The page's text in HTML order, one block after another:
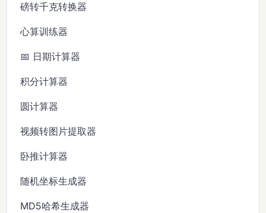
磅转千克转换器
心算训练器
📅 日期计算器
积分计算器
圆计算器
视频转图片提取器
卧推计算器
随机坐标生成器
MD5哈希生成器